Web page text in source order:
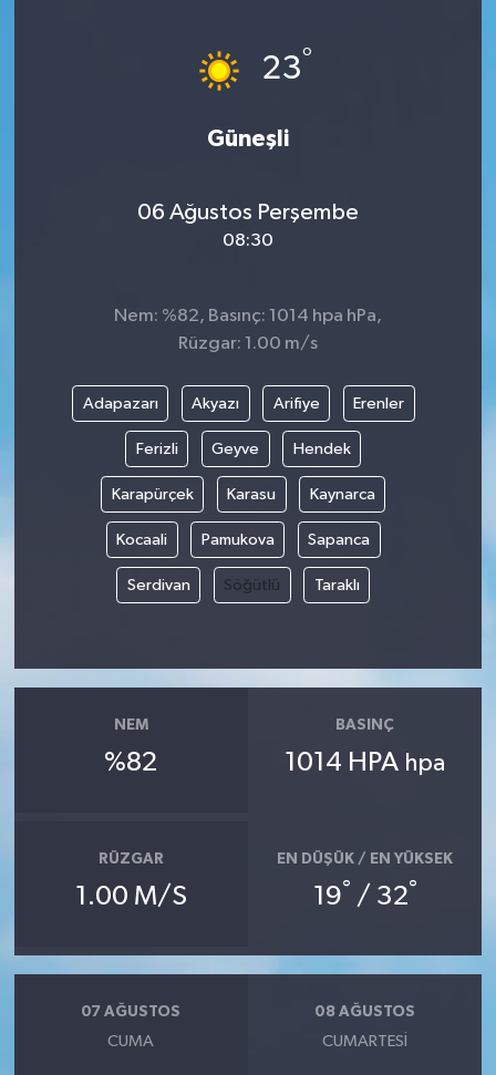
23°
Güneşli
06 Ağustos Perşembe
08:30
Nem: %82, Basınç: 1014 hpa hPa,
Rüzgar: 1.00 m/s
Adapazarı Akyazı Arifiye Erenler
Ferizli Geyve Hendek
Karapürçek Karasu Kaynarca
Kocaali Pamukova Sapanca
Serdivan Söğütlü Taraklı
NEM
%82
BASINÇ
1014 HPA hpa
RÜZGAR
1.00 M/S
EN DÜŞÜK / EN YÜKSEK
19° / 32°
07 AĞUSTOS
CUMA
08 AĞUSTOS
CUMARTESI
Magazin
Sağlık
Sosyal medya
Teknoloji
Televizyon
Yaşam